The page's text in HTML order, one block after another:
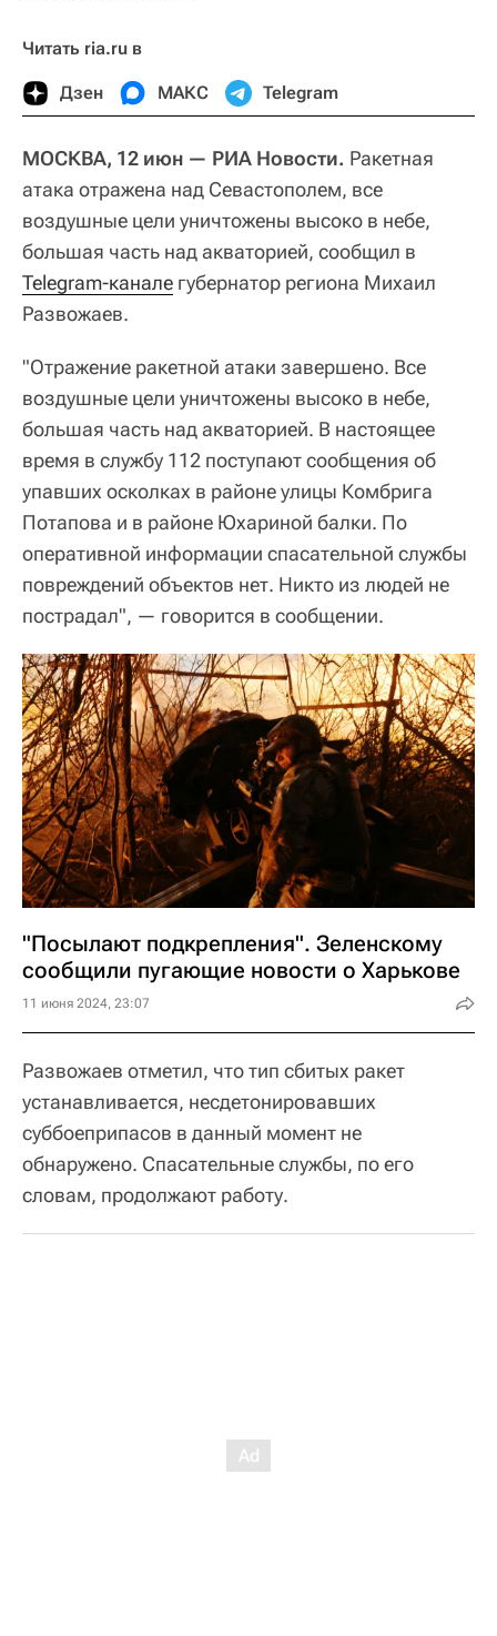
Читать ria.ru в
Дзен МАКС Telegram
МОСКВА, 12 июн — РИА Новости. Ракетная
атака отражена над Севастополем, все
воздушные цели уничтожены высоко в небе,
большая часть над акваторией, сообщил в
Telegram-канале губернатор региона Михаил
Развожаев.
"Отражение ракетной атаки завершено. Все
воздушные цели уничтожены высоко в небе,
большая часть над акваторией. В настоящее
время в службу 112 поступают сообщения об
упавших осколках в районе улицы Комбрига
Потапова и в районе Юхариной балки. По
оперативной информации спасательной службы
повреждений объектов нет. Никто из людей не
пострадал", — говорится в сообщении.
"Посылают подкрепления". Зеленскому
сообщили пугающие новости о Харькове
11 июня 2024, 23:07
Развожаев отметил, что тип сбитых ракет
устанавливается, несдетонировавших
суббоеприпасов в данный момент не
обнаружено. Спасательные службы, по его
словам, продолжают работу.